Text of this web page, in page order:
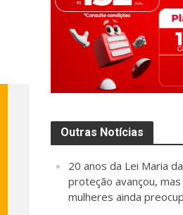
Outras Notícias
20 anos da Lei Maria
proteção avançou,
mulheres ainda